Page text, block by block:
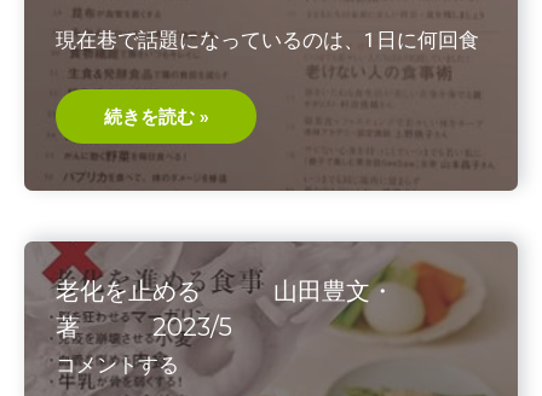
現在巷で話題になっているのは、1日に何回食
老
化
を
止
め
の
続きを読む »
老化を止める 山田豊文・
著 2023/5
コメントする